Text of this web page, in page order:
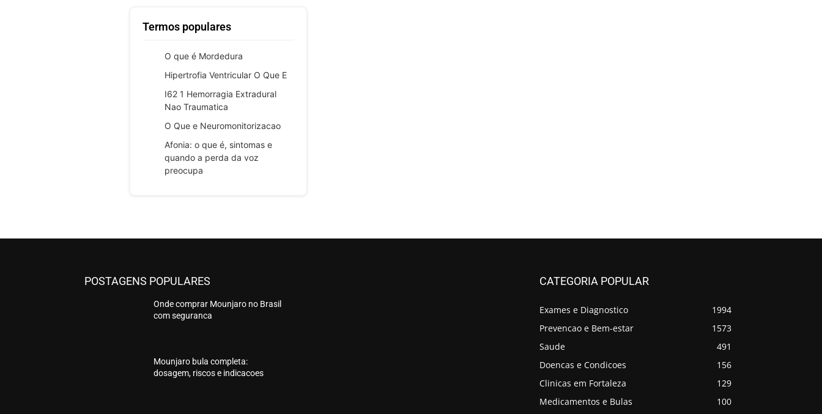
Termos populares
O que é Mordedura
Hipertrofia Ventricular O Que E
I62 1 Hemorragia Extradural
Nao Traumatica
O Que e Neuromonitorizacao
Afonia: o que é, sintomas e
quando a perda da voz
preocupa
POSTAGENS POPULARES
Onde comprar Mounjaro no Brasil
com seguranca
Mounjaro bula completa:
dosagem, riscos e indicacoes
CATEGORIA POPULAR
Exames e Diagnostico
1994
Prevencao e Bem-estar
1573
Saude
491
Doencas e Condicoes
156
Clinicas em Fortaleza
129
Medicamentos e Bulas
100